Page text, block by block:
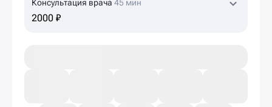
Консультация врача 45 мин
2000 ₽